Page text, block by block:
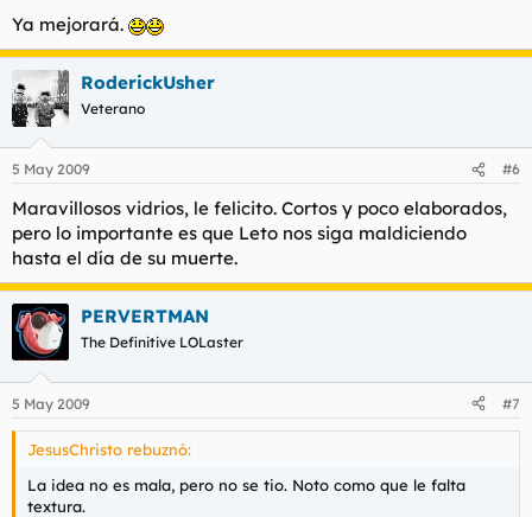
Ya mejorará.
RoderickUsher
Veterano
5 May 2009 #6
Maravillosos vidrios, le felicito. Cortos y poco elaborados,
pero lo importante es que Leto nos siga maldiciendo
hasta el día de su muerte.
PERVERTMAN
The Definitive LOLaster
5 May 2009 #7
JesusChristo rebuznó:
La idea no es mala, pero no se tio. Noto como que le falta
textura.